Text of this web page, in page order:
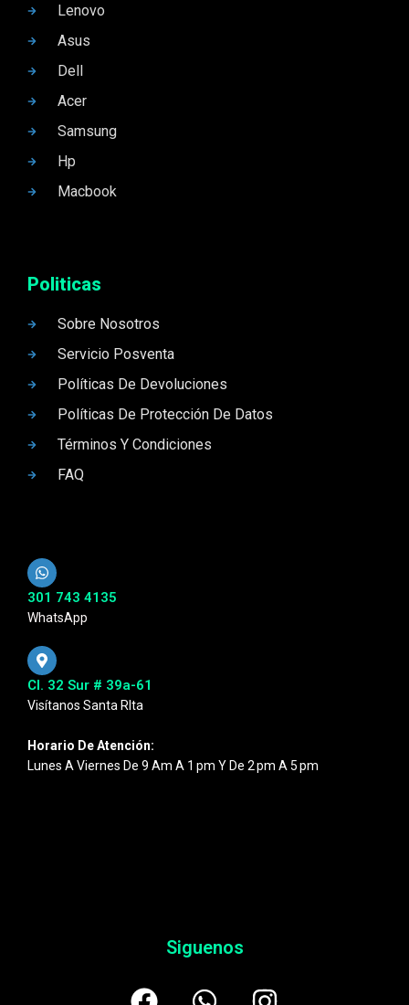
Lenovo
Asus
Dell
Acer
Samsung
Hp
Macbook
Politicas
Sobre Nosotros
Servicio Posventa
Políticas De Devoluciones
Políticas De Protección De Datos
Términos Y Condiciones
FAQ
301 743 4135
WhatsApp
Cl. 32 Sur # 39a-61
Visítanos Santa RIta
Horario De Atención:
Lunes A Viernes De 9 Am A 1 Pm Y De 2 Pm A 5 Pm
Siguenos